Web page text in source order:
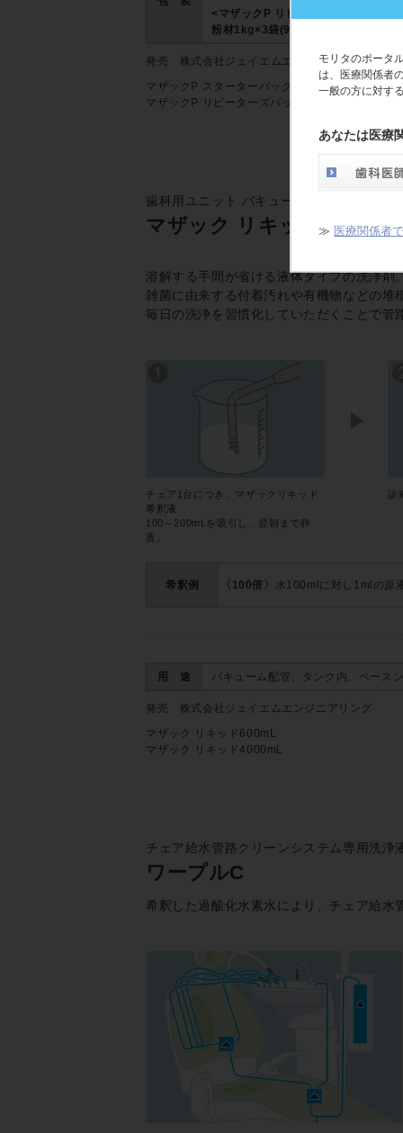
モリタのポータ
は、医療関係者
一般の方に対す
あなたは医療
≫ 医療関係者
<マザックP リピーターズバック>
粉材1kg×3袋(99回分)
発売 株式会社ジェイエムエンジニアリング
マザックP スターターバッグ
マザックP リピーターズバック
歯科用ユニット バキューム・排水管路洗浄
マザック リキッド
溶解する手間が省ける液体タイプの洗浄剤
雑菌に由来する付着汚れや有機物などの堆
毎日の洗浄を習慣化していただくことで管
チェア1台につき、マザックリキッド
希釈液
100～200mLを吸引し、翌朝まで静
置。
診
希釈例 〈100倍〉 水100mlに対し1mlの原
用 途 バキューム配管、タンク内、ベース
発売 株式会社ジェイエムエンジニアリング
マザック リキッド600mL
マザック リキッド4000mL
チェア給水管路クリーンシステム専用洗浄
ワープルC
希釈した過酸化水素水により、チェア給水